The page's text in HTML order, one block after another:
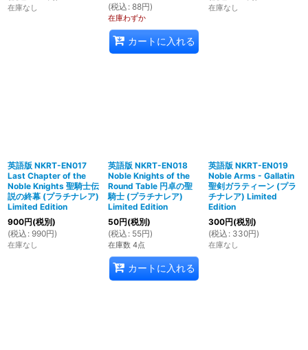
在庫なし
(税込 : 88円)
在庫わずか
カートに入れる
在庫なし
英語版 NKRT-EN017
Last Chapter of the
Noble Knights 聖騎士伝
説の終幕 (プラチナレア)
Limited Edition
900円(税別)
(税込 : 990円)
在庫なし
英語版 NKRT-EN018
Noble Knights of the
Round Table 円卓の聖
騎士 (プラチナレア)
Limited Edition
50円(税別)
(税込 : 55円)
在庫数 4点
カートに入れる
英語版 NKRT-EN019
Noble Arms - Gallatin
聖剣ガラティーン (プラ
チナレア) Limited
Edition
300円(税別)
(税込 : 330円)
在庫なし